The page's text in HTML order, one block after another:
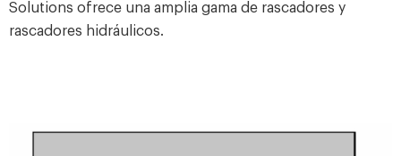
Solutions ofrece una amplia gama de rascadores y
rascadores hidráulicos.